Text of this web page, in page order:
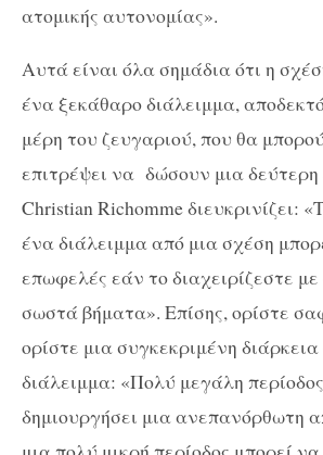
ατομικής αυτονομίας».
Αυτά είναι όλα σημάδια ότι η
ένα ξεκάθαρο διάλειμμα,
μέρη του ζευγαριού, που θα
επιτρέψει να δώσουν μια δεύτερη
Christian Richomme διευκρινίζει:
ένα διάλειμμα από μια σχέση
επωφελές εάν το διαχειρίζεστε
σωστά βήματα». Επίσης, ορίστε
ορίστε μια συγκεκριμένη
διάλειμμα: «Πολύ μεγάλη
δημιουργήσει μια ανεπανόρθωτη